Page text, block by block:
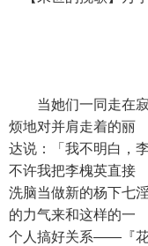
当她们一同走在寂
烦地对并肩走着的丽
达说：「我不明白，
不许我把李槐英直接
洗脑当做新的杨下七
的力气来和这样的一
个人搞好关系——『花